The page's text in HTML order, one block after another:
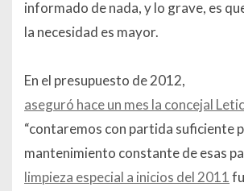
informado de nada, y lo grave, es
la necesidad es mayor.
En el presupuesto de 2012,
aseguró hace un mes la concejal
“contaremos con partida suficiente
mantenimiento constante de esas
limpieza especial a inicios del 2011